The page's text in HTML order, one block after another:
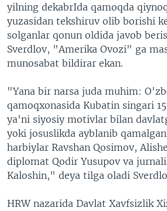
yilning dekabrIda qamoqda
yuzasidan tekshiruv olib borishi
solganlar qonun oldida javob
Sverdlov, "Amerika Ovozi" ga
munosabat bildirar ekan.
"Yana bir narsa juda muhim:
qamoqxonasida Kubatin singari
ya'ni siyosiy motivlar bilan
yoki josuslikda ayblanib
harbiylar Ravshan Qosimov,
diplomat Qodir Yusupov va
Kaloshin," deya tilga oladi
HRW nazarida Davlat Xavfsizlik